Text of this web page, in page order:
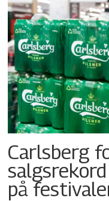
Carlsberg
på